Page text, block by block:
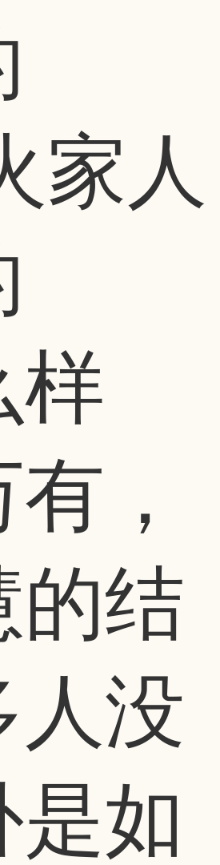
家人
样
，
的结
人没
如